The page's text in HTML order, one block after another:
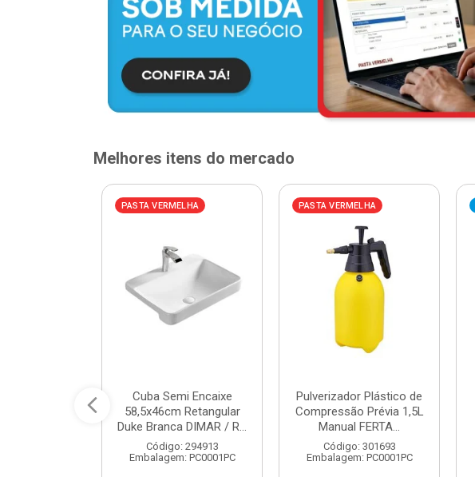
Melhores itens do mercado
PASTA VERMELHA
Cuba Semi Encaixe
58,5x46cm Retangular
Duke Branca DIMAR / R...
Código: 294913
Embalagem: PC0001PC
PASTA VERMELHA
Pulverizador Plástico de
Compressão Prévia 1,5L
Manual FERTA...
Código: 301693
Embalagem: PC0001PC